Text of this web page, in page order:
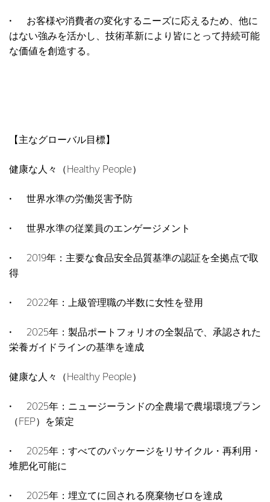
• お客様や消費者の変化するニーズに応えるため、他に
はない強みを活かし、技術革新により皆にとって持続可能
な価値を創造する。
【主なグローバル目標】
健康な人々（Healthy People）
• 世界水準の労働災害予防
• 世界水準の従業員のエンゲージメント
• 2019年：主要な食品安全品質基準の認証を全拠点で取
得
• 2022年：上級管理職の半数に女性を登用
• 2025年：製品ポートフォリオの全製品で、承認された
栄養ガイドラインの基準を達成
健康な人々（Healthy People）
• 2025年：ニュージーランドの全農場で農場環境プラン
（FEP）を策定
• 2025年：すべてのパッケージをリサイクル・再利用・
堆肥化可能に
• 2025年：埋立てに回される廃棄物ゼロを達成